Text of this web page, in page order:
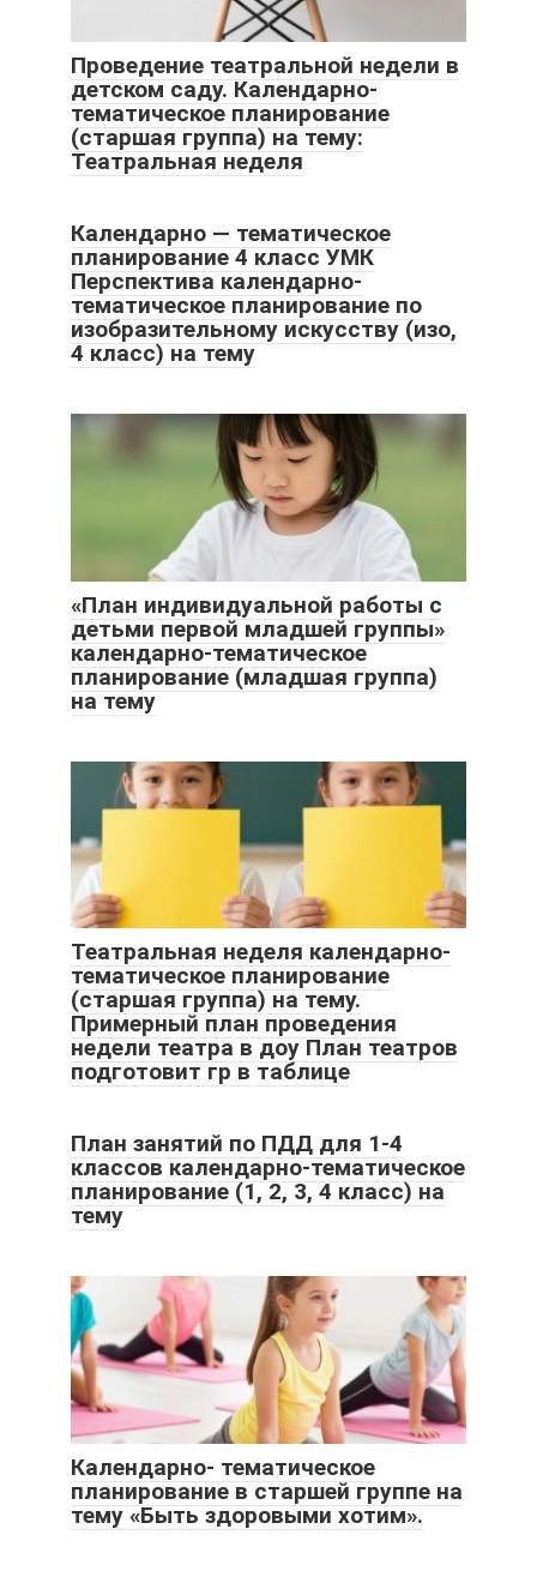
Проведение театральной недели в
детском саду. Календарно-
тематическое планирование
(старшая группа) на тему:
Театральная неделя
Календарно — тематическое
планирование 4 класс УМК
Перспектива календарно-
тематическое планирование по
изобразительному искусству (изо,
4 класс) на тему
«План индивидуальной работы с
детьми первой младшей группы»
календарно-тематическое
планирование (младшая группа)
на тему
Театральная неделя календарно-
тематическое планирование
(старшая группа) на тему.
Примерный план проведения
недели театра в доу План театров
подготовит гр в таблице
План занятий по ПДД для 1-4
классов календарно-тематическое
планирование (1, 2, 3, 4 класс) на
тему
Календарно- тематическое
планирование в старшей группе на
тему «Быть здоровыми хотим».